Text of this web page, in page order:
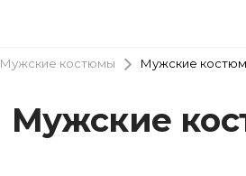
Мужские костюмы Мужские
Мужские